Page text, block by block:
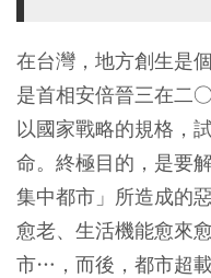
在台灣，地方創生是
是首相安倍晉三在二
以國家戰略的規格，
命。終極目的，是要
集中都市」所造成的
愈老、生活機能愈來
市…，而後，都市超載